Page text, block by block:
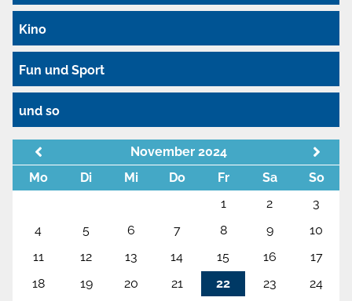
Kino
Fun und Sport
und so
November 2024
Mo
Di Mi Do Fr Sa
So
1
2
3
4
5 6 7 8 9
10
11
12 13 14 15 16
17
18
19 20 21 22 23
24